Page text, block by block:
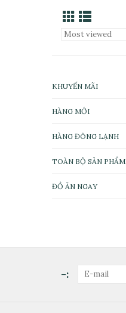
KHUYẾN MÃI
HÀNG MỚI
HÀNG ĐÔNG LẠNH
TOÀN BỘ SẢN PHẨM
ĐỒ ĂN NGAY
-: